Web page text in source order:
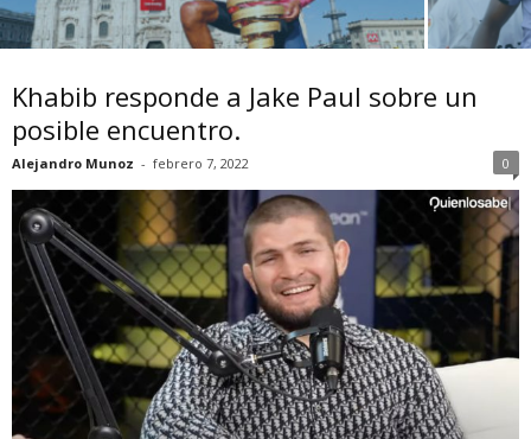
Khabib responde a Jake Paul sobre un
posible encuentro.
Alejandro Munoz - febrero 7, 2022 0